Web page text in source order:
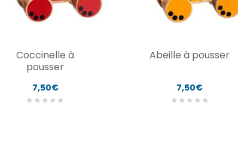
Coccinelle à
pousser
7,50€
★ ★ ★ ★ ★
Abeille à pousser
7,50€
★ ★ ★ ★ ★